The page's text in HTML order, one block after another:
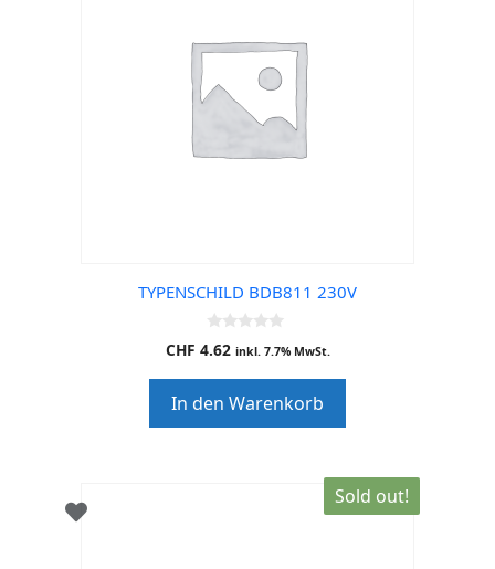
TYPENSCHILD BDB811 230V
0
o
o
f
5
CHF 4.62 inkl. 7.7% MwSt.
In den Warenkorb
Sold out!